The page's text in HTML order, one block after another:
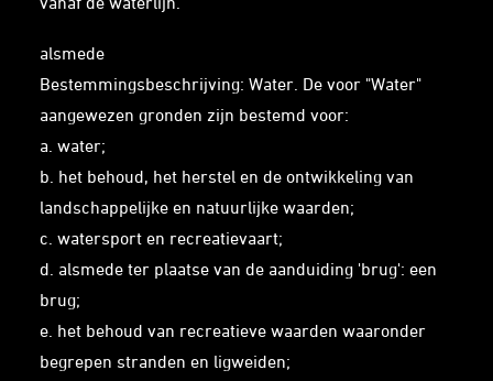
alsmede
Bestemmingsbeschrijving: Water. De voor "Water"
aangewezen gronden zijn bestemd voor:
a. water;
b. het behoud, het herstel en de ontwikkeling van
landschappelijke en natuurlijke waarden;
c. watersport en recreatievaart;
d. alsmede ter plaatse van de aanduiding 'brug': een
brug;
e. het behoud van recreatieve waarden waaronder
begrepen stranden en ligweiden;